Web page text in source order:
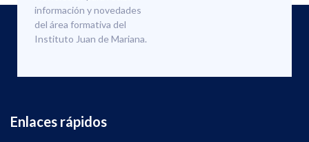
información y novedades
del área formativa del
Instituto Juan de Mariana.
Enlaces rápidos